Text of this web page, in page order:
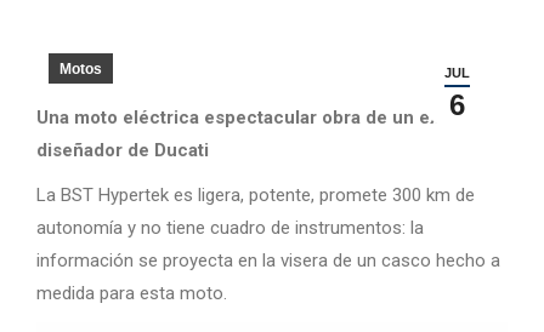
JUL
6
Motos
Una moto eléctrica espectacular obra de un ex
diseñador de Ducati
La BST Hypertek es ligera, potente, promete 300 km de
autonomía y no tiene cuadro de instrumentos: la
información se proyecta en la visera de un casco hecho a
medida para esta moto.